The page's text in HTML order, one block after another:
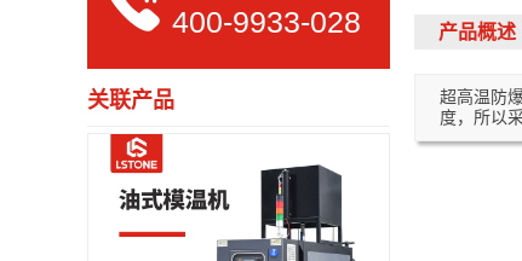
400-9933-028
关联产品
产品概述
超高温防
度，所以